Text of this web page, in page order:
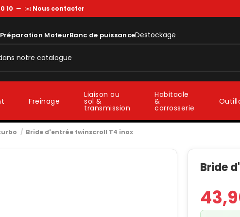
10 — ✉️ Nous contacter
Préparation MoteurBanc de puissanceDestockage
Freinage
Liaison au
sol &
transmission
Habitacle
&
carrosserie
Bride d'entrée twinscroll T4 inox
Bride